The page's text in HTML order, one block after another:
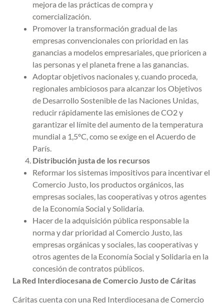
mejora de las prácticas de compra y
comercialización.
Promover la transformación gradual de las
empresas convencionales con prioridad en las
ganancias a modelos empresariales, que prioricen a
las personas y el planeta frene a las ganancias.
Adoptar objetivos nacionales y, cuando proceda,
regionales ambiciosos para alcanzar los Objetivos
de Desarrollo Sostenible de las Naciones Unidas,
reducir rápidamente las emisiones de CO2 y
garantizar el límite del aumento de la temperatura
mundial a 1,5ºC, como se exige en el Acuerdo de
París.
Distribución justa de los recursos
Reformar los sistemas impositivos para incentivar el
Comercio Justo, los productos orgánicos, las
empresas sociales, las cooperativas y otros agentes
de la Economía Social y Solidaria.
Hacer de la adquisición pública responsable la
norma y dar prioridad al Comercio Justo, las
empresas orgánicas y sociales, las cooperativas y
otros agentes de la Economía Social y Solidaria en la
concesión de contratos públicos.
La Red Interdiocesana de Comercio Justo de Cáritas
Cáritas cuenta con una Red Interdiocesana de Comercio